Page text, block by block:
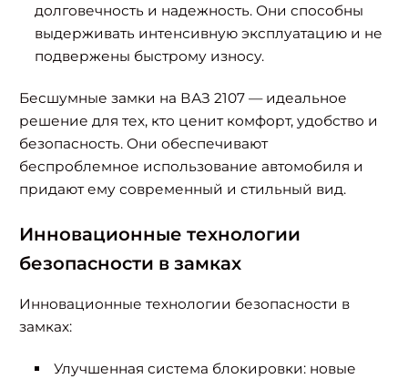
долговечность и надежность. Они способны
выдерживать интенсивную эксплуатацию и не
подвержены быстрому износу.
Бесшумные замки на ВАЗ 2107 — идеальное
решение для тех, кто ценит комфорт, удобство и
безопасность. Они обеспечивают
беспроблемное использование автомобиля и
придают ему современный и стильный вид.
Инновационные технологии
безопасности в замках
Инновационные технологии безопасности в
замках:
Улучшенная система блокировки: новые